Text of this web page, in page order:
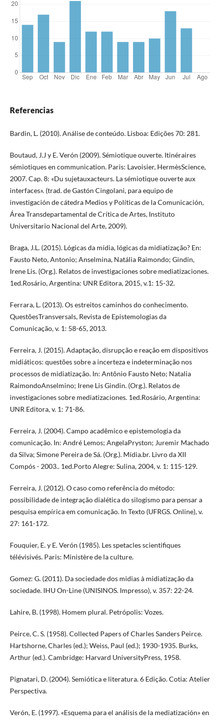
Referencias
Bardin, L. (2010). Análise de conteúdo. Lisboa: Edições 70: 281.
Boutaud, J.J y E. Verón (2009). Sémiotique ouverte. Itinéraires
sémiotiques en communication. Paris: Lavoisier, HermèsScience,
2007. Cap. 8: «Du sujetauxacteurs. La sémiotique ouverte aux
interfaces». (trad. de Gastón Cingolani, para equipo de
investigación de cátedra Medios y Políticas de la Comunicación,
Área Transdepartamental de Crítica de Artes, Instituto
Universitario Nacional del Arte, 2009).
Braga, J.L. (2015). Lógicas da mídia, lógicas da midiatização? En:
Fausto Neto, Antonio; Anselmina, Natália Raimondo; Gindin,
Irene Lis. (Org.). Relatos de investigaciones sobre mediatizaciones.
1ed.Rosário, Argentina: UNR Editora, 2015, v.1: 15-32.
Ferrara, L. (2013). Os estreitos caminhos do conhecimento.
QuestõesTransversals, Revista de Epistemologias da
Comunicação, v. 1: 58-65, 2013.
Ferreira, J. (2015). Adaptação, disrupção e reação em dispositivos
midiáticos: questões sobre a incerteza e indeterminação nos
processos de midiatização. In: Antônio Fausto Neto; Natalia
RaimondoAnselmino; Irene Lis Gindin. (Org.). Relatos de
investigaciones sobre mediatizaciones. 1ed.Rosário, Argentina:
UNR Editora, v. 1: 71-86.
Ferreira, J. (2004). Campo acadêmico e epistemologia da
comunicação. In: André Lemos; AngelaPryston; Juremir Machado
da Silva; Simone Pereira de Sá. (Org.). Mídia.br. Livro da XII
Compós - 2003.. 1ed.Porto Alegre: Sulina, 2004, v. 1: 115-129.
Ferreira, J. (2012). O caso como referência do método:
possibilidade de integração dialética do silogismo para pensar a
pesquisa empírica em comunicação. In Texto (UFRGS. Online), v.
27: 161-172.
Fouquier, E. y E. Verón (1985). Les spetacles scientifiques
télévisivés. Paris: Ministère de la culture.
Gomez: G. (2011). Da sociedade dos midias à midiatização da
sociedade. IHU On-Line (UNISINOS. Impresso), v. 357: 22-24.
Lahire, B. (1998). Homem plural. Petrópolis: Vozes.
Peirce, C. S. (1958). Collected Papers of Charles Sanders Peirce.
Hartshorne, Charles (ed.); Weiss, Paul (ed.); 1930-1935. Burks,
Arthur (ed.). Cambridge: Harvard UniversityPress, 1958.
Pignatari, D. (2004). Semiótica e literatura. 6 Edição. Cotia: Atelier
Perspectiva.
Verón, E. (1997). «Esquema para el análisis de la mediatización» en